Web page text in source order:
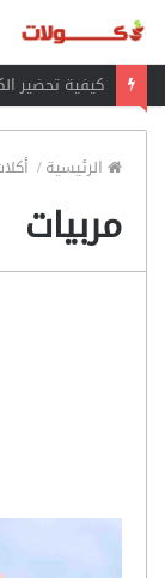
كيفية تحضير
الرئيسية/
مربيات